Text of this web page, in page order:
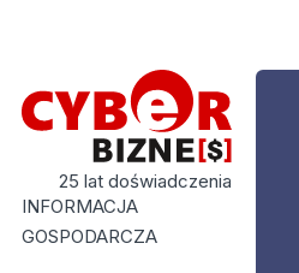
25 lat doświadczenia
INFORMACJA
GOSPODARCZA